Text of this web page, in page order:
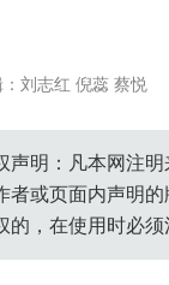
：刘志红 倪蕊 蔡悦
声明：凡本网注明
者或页面内声明
的，在使用时必须